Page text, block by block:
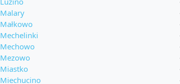
Malary
Małkowo
Mechelinki
Mechowo
Mezowo
Miastko
Miechucino